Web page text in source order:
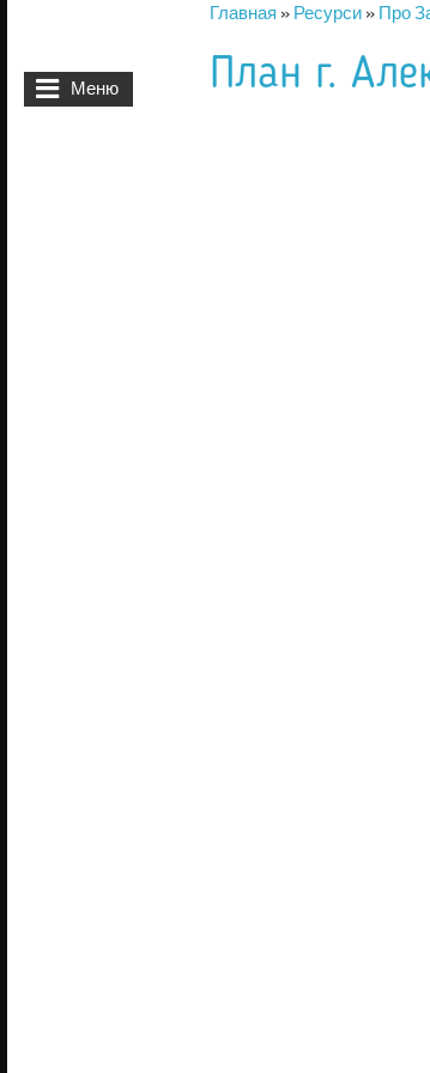
Меню
Главная »Ресурси»Про
План г.